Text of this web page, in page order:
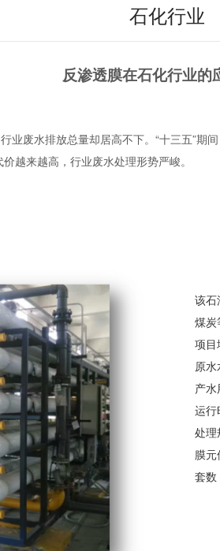
石化行业
反渗透膜在石化行业的
废水排放总量却居高不下。“十三五”期
越来越高，行业废水处理形势严峻。
该石
煤炭
项目
原水
产水
运行
处理
膜元
套数